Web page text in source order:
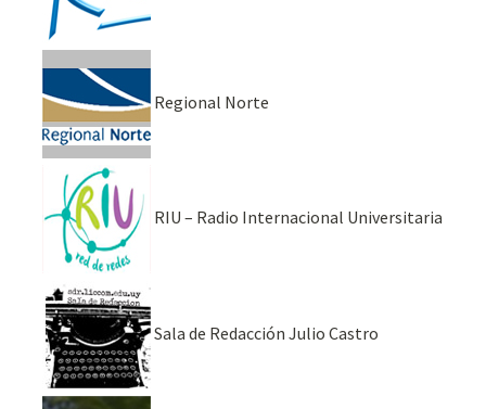
Regional Norte
RIU – Radio Internacional Universitaria
Sala de Redacción Julio Castro